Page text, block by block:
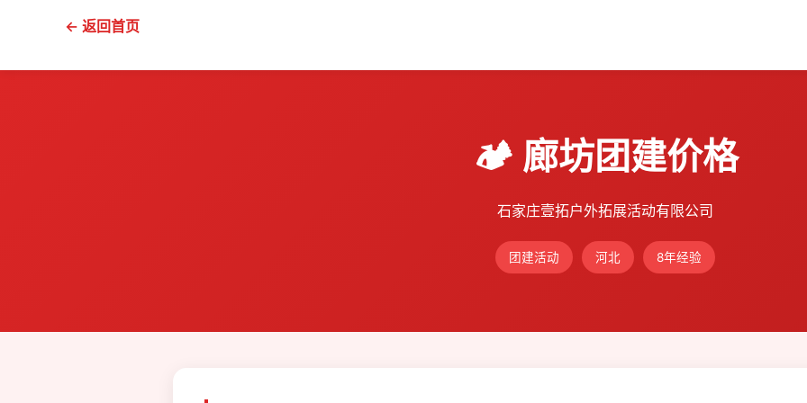
← 返回首页
🏕️ 廊坊团建价格
石家庄壹拓户外拓展活动有限公司
团建活动 河北 8年经验